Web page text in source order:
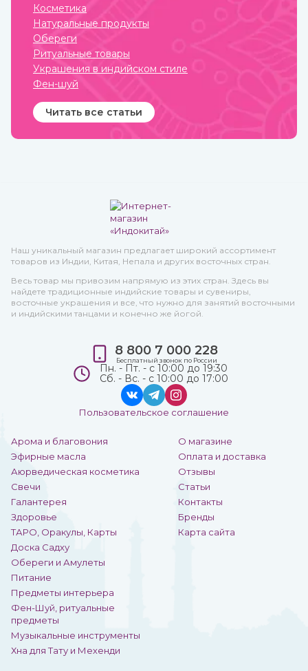
Косметика
Натуральные продукты
Обереги
Ритуальные товары
Украшения в индийском стиле
Фен-шуй
Читать все статьи
Наш уникальный магазин предлагает широкий ассортимент
товаров из Индии, Китая, Непала и других восточных стран.
Весь товар мы привозим напрямую из этих стран. Здесь вы
найдете традиционные индийские товары и сувениры,
восточные украшения и все, что нужно для занятий восточными
и индийскими танцами и конечно же йогой.
Арома и благовония
Эфирные масла
Аюрведическая косметика
Свечи
Галантерея
Здоровье
ТАРО, Оракулы, Карты
Доска Садху
Обереги и Амулеты
Питание
Предметы интерьера
Фен-Шуй, ритуальные
предметы
Музыкальные инструменты
Хна для Тату и Мехенди
О магазине
Оплата и доставка
Отзывы
Статьи
Контакты
Бренды
Карта сайта
8 800 7 000 228
Бесплатный звонок по России
Пн. - Пт. - с 10:00 до 19:30
Сб. - Вс. - с 10:00 до 17:00
Пользовательское соглашение